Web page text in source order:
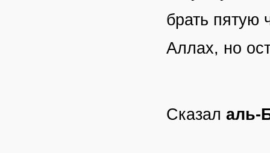
брать пятую
Аллах, но
Сказал аль-